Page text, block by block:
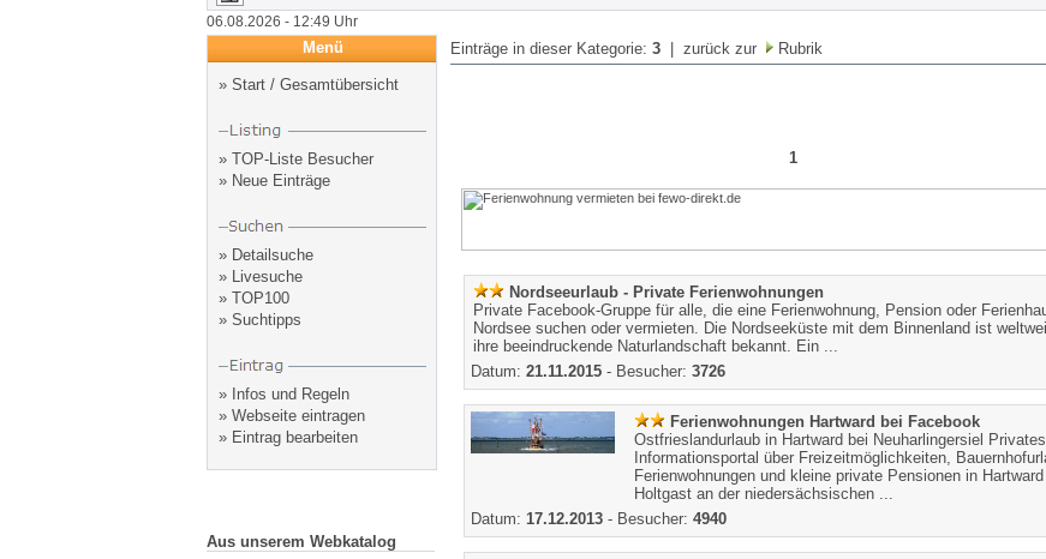
06.08.2026 - 12:49 Uhr
Menü
» Start / Gesamtübersicht
» TOP-Liste Besucher
» Neue Einträge
» Detailsuche
» Livesuche
» TOP100
» Suchtipps
»
Infos und Regeln
» Webseite eintragen
» Eintrag bearbeiten
Aus unserem Webkatalog
Einträge in dieser Kategorie: 3| zurück zur Rubrik
1
Nordseeurlaub - Private Ferienwohnungen
Private Facebook-Gruppe für alle, die eine Ferienwohnung, Pension oder
Nordsee suchen oder vermieten. Die Nordseeküste mit dem Binnenland ist
ihre beeindruckende Naturlandschaft bekannt. Ein ...
Datum: 21.11.2015- Besucher: 3726
Ferienwohnungen Hartward bei Facebook
Ostfrieslandurlaub in Hartward bei Neuharlingersiel Privates
Informationsportal über Freizeitmöglichkeiten,
Ferienwohnungen und kleine private Pensionen in Hartward
Holtgast an der niedersächsischen ...
Datum: 17.12.2013- Besucher: 4940